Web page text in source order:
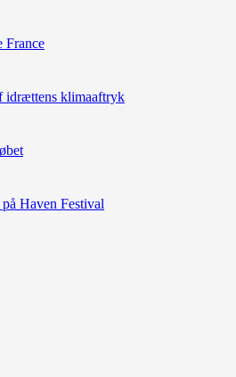
France
idrættens klimaaftryk
Haven Festival